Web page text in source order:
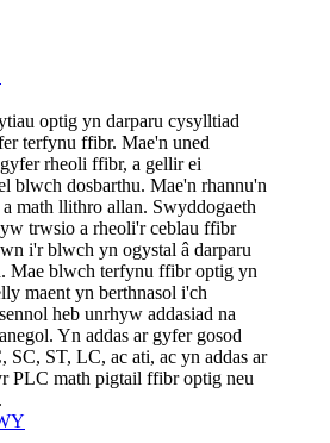
optig yn darparu cysylltiad
terfynu ffibr. Mae'n uned
rheoli ffibr, a gellir ei
blwch dosbarthu. Mae'n rhannu'n
math llithro allan. Swyddogaeth
trwsio a rheoli'r ceblau ffibr
i'r blwch yn ogystal â darparu
Mae blwch terfynu ffibr optig yn
maent yn berthnasol i'ch
heb unrhyw addasiad na
Yn addas ar gyfer gosod
SC, ST, LC, ac ati, ac yn addas ar
PLC math pigtail ffibr optig neu